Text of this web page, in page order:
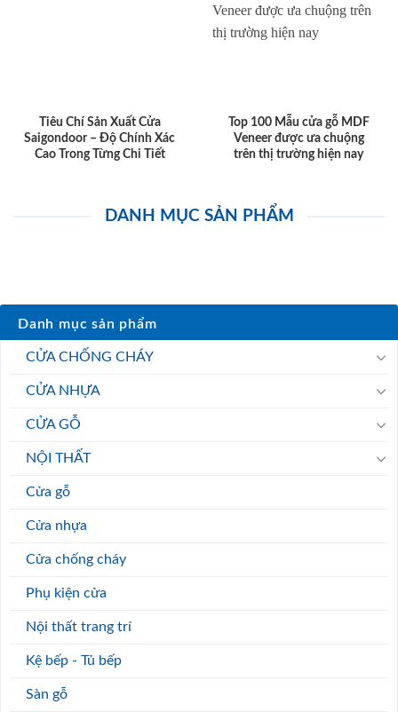
Tiêu Chí Sản Xuất Cửa
Saigondoor – Độ Chính Xác
Cao Trong Từng Chi Tiết
Top 100 Mẫu cửa gỗ MDF
Veneer được ưa chuộng
trên thị trường hiện nay
DANH MỤC SẢN PHẨM
Danh mục sản phẩm
CỬA CHỐNG CHÁY
CỬA NHỰA
CỬA GỖ
NỘI THẤT
Cửa gỗ
Cửa nhựa
Cửa chống cháy
Phụ kiện cửa
Nội thất trang trí
Kệ bếp - Tủ bếp
Sàn gỗ